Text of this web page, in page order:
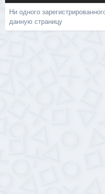
Ни одного
данную страницу